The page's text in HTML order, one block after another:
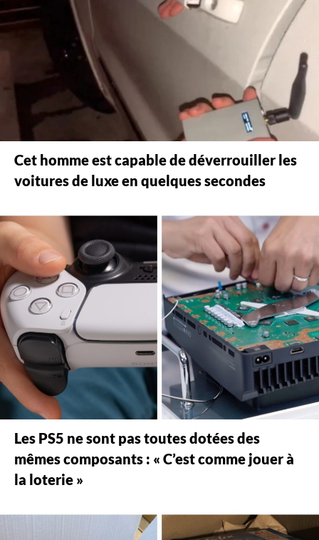
Cet homme est capable de déverrouiller les
voitures de luxe en quelques secondes
Les PS5 ne sont pas toutes dotées des
mêmes composants : « C’est comme jouer à
la loterie »